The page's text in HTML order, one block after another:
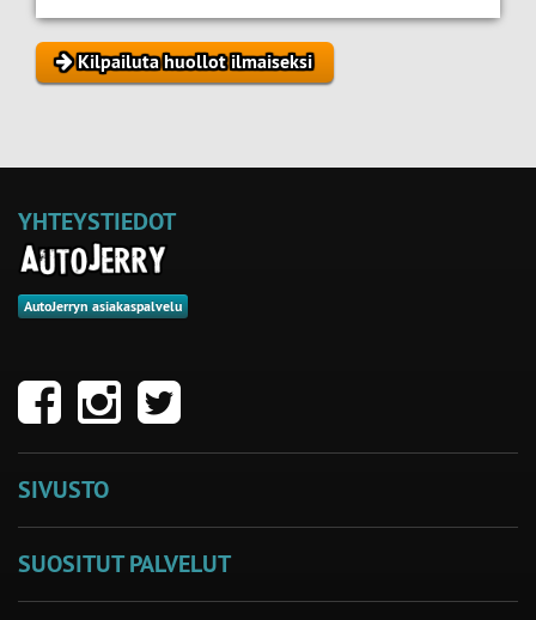
Kilpailuta huollot ilmaiseksi
YHTEYSTIEDOT
AutoJerryn asiakaspalvelu
SIVUSTO
SUOSITUT PALVELUT